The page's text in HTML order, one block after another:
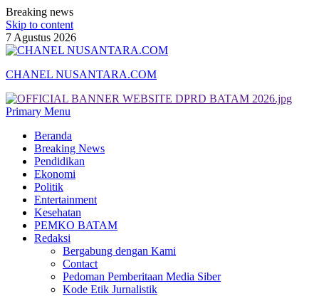
Breaking news
Skip to content
7 Agustus 2026
CHANEL NUSANTARA.COM
Primary Menu
Beranda
Breaking News
Pendidikan
Ekonomi
Politik
Entertainment
Kesehatan
PEMKO BATAM
Redaksi
Bergabung dengan Kami
Contact
Pedoman Pemberitaan Media Siber
Kode Etik Jurnalistik